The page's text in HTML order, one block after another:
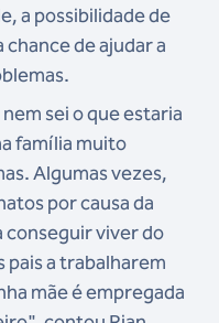
a possibilidade de
de ajudar a
sei o que estaria
família muito
Algumas vezes,
por causa da
conseguir viver do
pais a trabalharem
mãe é empregada